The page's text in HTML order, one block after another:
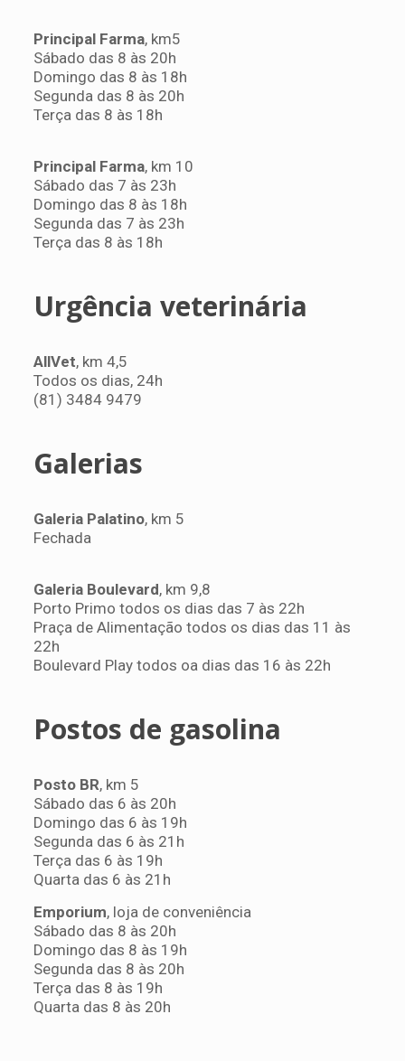
Principal Farma, km5
Sábado das 8 às 20h
Domingo das 8 às 18h
Segunda das 8 às 20h
Terça das 8 às 18h
Principal Farma, km 10
Sábado das 7 às 23h
Domingo das 8 às 18h
Segunda das 7 às 23h
Terça das 8 às 18h
Urgência veterinária
AllVet, km 4,5
Todos os dias, 24h
(81) 3484 9479
Galerias
Galeria Palatino, km 5
Fechada
Galeria Boulevard, km 9,8
Porto Primo todos os dias das 7 às 22h
Praça de Alimentação todos os dias das 11 às
22h
Boulevard Play todos oa dias das 16 às 22h
Postos de gasolina
Posto BR, km 5
Sábado das 6 às 20h
Domingo das 6 às 19h
Segunda das 6 às 21h
Terça das 6 às 19h
Quarta das 6 às 21h
Emporium, loja de conveniência
Sábado das 8 às 20h
Domingo das 8 às 19h
Segunda das 8 às 20h
Terça das 8 às 19h
Quarta das 8 às 20h